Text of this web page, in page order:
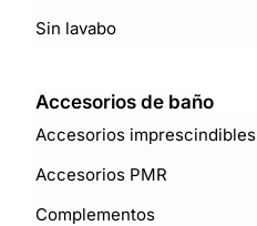
Sin lavabo
Accesorios de baño
Accesorios imprescindibles
Accesorios PMR
Complementos